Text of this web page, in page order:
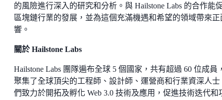
的風險進行深入的研究和分析。與 Hailstone Labs 的合作能
區塊鏈行業的發展，並為這個充滿機遇和希望的領域帶來正
響。
關於 Hailstone Labs
Hailstone Labs 團隊遍布全球 5 個國家，共有超過 60 位成員
聚集了全球頂尖的工程師、設計師、運營商和行業資深人士
們致力於開拓及孵化 Web 3.0 技術及應用，促進技術迭代和